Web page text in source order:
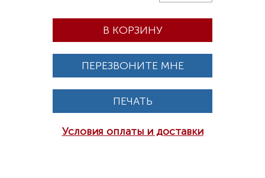
В КОРЗИНУ
ПЕРЕЗВОНИТЕ МНЕ
ПЕЧАТЬ
Условия оплаты и доставки